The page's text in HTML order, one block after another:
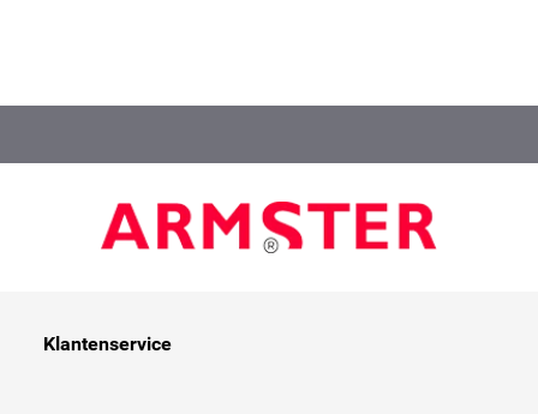
Zeer hoge kwaliteit armsteun - Opslag mogelijkheid -
bestuurder en bijrijder - Verhoogde belastbaarheid
van 80 KG! - Gemaakt in de EU.
Klantenservice